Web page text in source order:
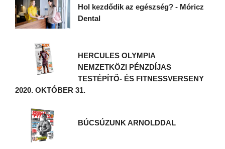
Hol kezdődik az egészség? - Móricz
Dental
HERCULES OLYMPIA
NEMZETKÖZI PÉNZDÍJAS
TESTÉPÍTŐ- ÉS FITNESSVERSENY
2020. OKTÓBER 31.
BÚCSÚZUNK ARNOLDDAL